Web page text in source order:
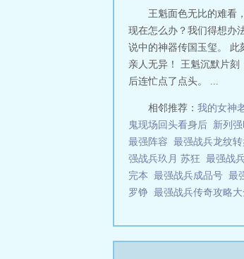
王魁面色无比的难看
现在怎么办？我们得想办
说中的神器传国玉玺。 此
亲人无异！ 王魁沉默片刻
后连忙点了点头。 ...
相邻推荐： 我的女神
鬼现场回头看身后 新列
最强阵容 最强战兵龙纹
强战兵玖月 苏狂 最强战
完本 最强战兵成品号 最
罗铮 最强战兵传奇攻略